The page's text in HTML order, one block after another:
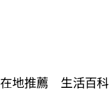
在地推薦 生活百科